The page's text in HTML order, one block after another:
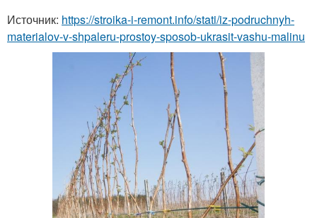
Источник: https://stroika-i-remont.info/stati/iz-podruchnyh-
materialov-v-shpaleru-prostoy-sposob-ukrasit-vashu-malinu